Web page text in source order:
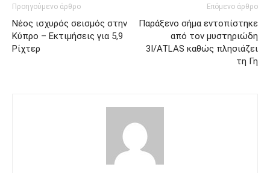
Προηγούμενο άρθρο
Νέος ισχυρός σεισμός στην
Κύπρο – Εκτιμήσεις για 5,9
Ρίχτερ
Επόμενο άρθρο
Παράξενο σήμα εντοπίστηκε
από τον μυστηριώδη
3I/ATLAS καθώς πλησιάζει
τη Γη